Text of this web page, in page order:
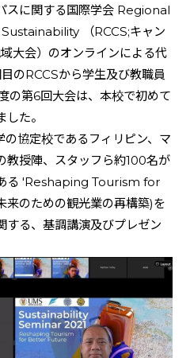
スに関する国際学会 Regional
（RCCS;キャン
大会）のオンラインによる代
のRCCSから学生及び教職員
の第6回大会は、本校で初めて
た。
協定校であるフィリピン、マ
教授陣、スタッフら約100名が
る 'Reshaping Tourism for
来のための観光業の再構築)を
する、基調講演及びプレゼン